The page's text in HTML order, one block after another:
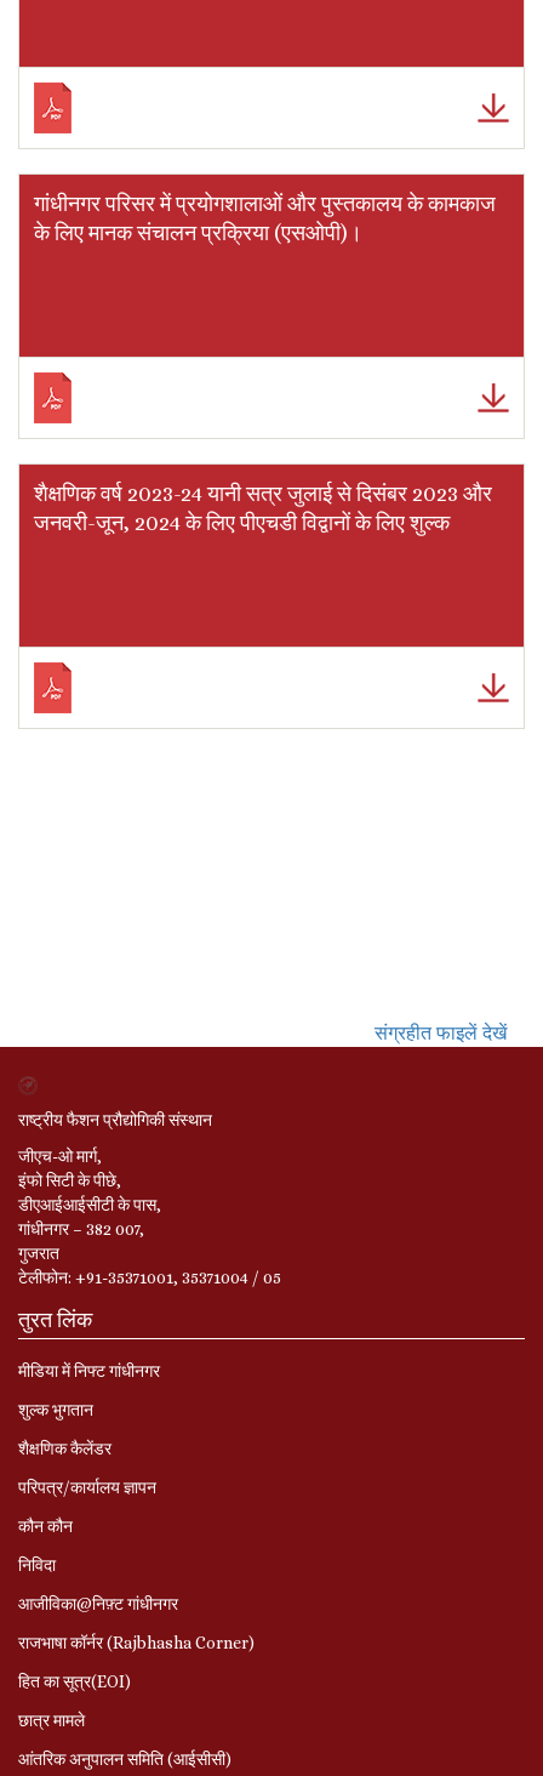
गांधीनगर परिसर में प्रयोगशालाओं और पुस्तकालय के कामकाज
के लिए मानक संचालन प्रक्रिया (एसओपी)।
शैक्षणिक वर्ष 2023-24 यानी सत्र जुलाई से दिसंबर 2023 और
जनवरी-जून, 2024 के लिए पीएचडी विद्वानों के लिए शुल्क
संग्रहीत फाइलें देखें
राष्ट्रीय फैशन प्रौद्योगिकी संस्थान
जीएच-ओ मार्ग,
इंफो सिटी के पीछे,
डीएआईआईसीटी के पास,
गांधीनगर – 382 007,
गुजरात
टेलीफोन: +91-35371001, 35371004 / 05
तुरत लिंक
मीडिया में निफ्ट गांधीनगर
शुल्क भुगतान
शैक्षणिक कैलेंडर
परिपत्र/कार्यालय ज्ञापन
कौन कौन
निविदा
आजीविका@निफ़्ट गांधीनगर
राजभाषा कॉर्नर (Rajbhasha Corner)
हित का सूत्र(EOI)
छात्र मामले
आंतरिक अनुपालन समिति (आईसीसी)